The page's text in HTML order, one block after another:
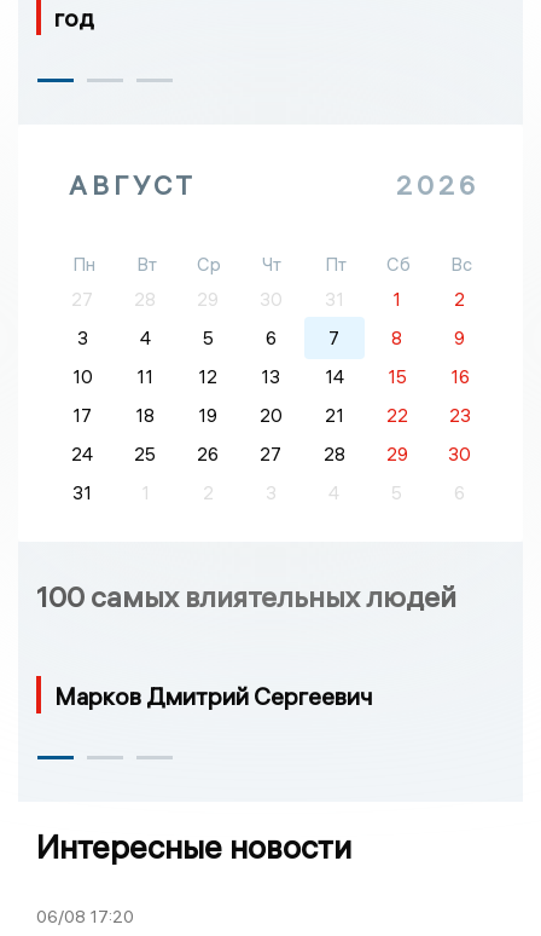
год
АВГУСТ 2026
Пн Вт Ср Чт Пт Сб
Вс
27
28 29 30 31 1
2
3
4 5 6 7 8
9
10
11 12 13 14 15
16
17
18 19 20 21 22
23
24
25 26 27 28 29
30
31
1 2 3 4 5 6
100 самых влиятельных людей
Марков Дмитрий Сергеевич
Интересные новости
06/08 17:20